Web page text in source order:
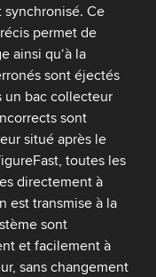
Ce
permet de
ainsi qu‘à la
sont éjectés
un bac collecteur
sont
situé après le
toutes les
directement à
est transmise à la
sont
et facilement à
sans changement